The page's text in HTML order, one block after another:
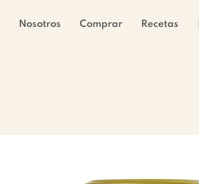
Nosotros Comprar Recetas